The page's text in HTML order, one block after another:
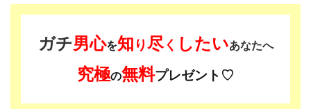
ガチ男心を知 り尽く したいあなたへ
究極の無料プレゼント♡